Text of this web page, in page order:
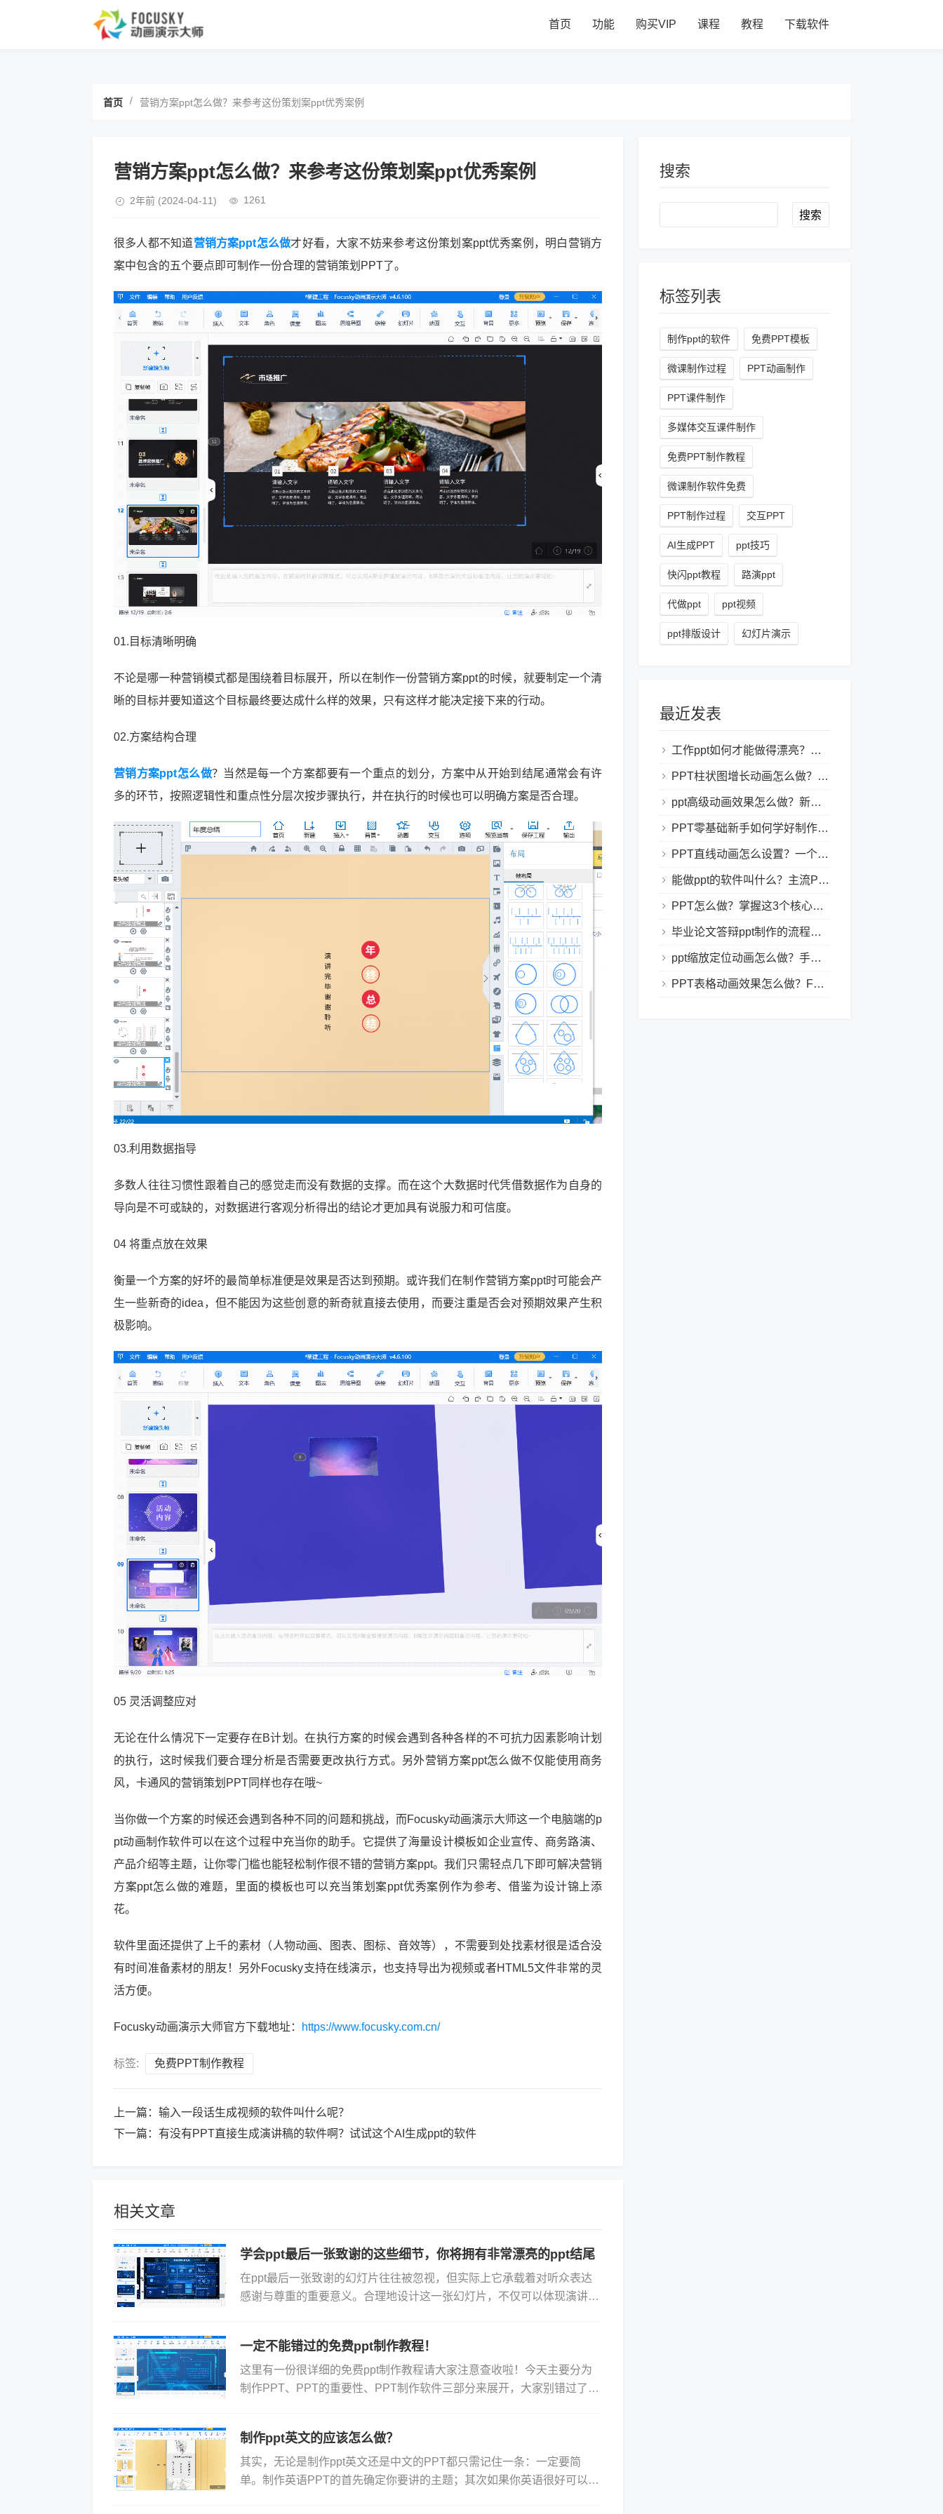
首页 功能 购买VIP 课程 教程 下载软件
首页 / 营销方案ppt怎么做？来参考这份策划案ppt优秀案例
营销方案ppt怎么做？来参考这份策划案ppt优秀案例
2年前 (2024-04-11) 1261
很多人都不知道营销方案ppt怎么做才好看，大家不妨来参考这份策划案ppt优秀案例，明白营销方
案中包含的五个要点即可制作一份合理的营销策划PPT了。
01.目标清晰明确
不论是哪一种营销模式都是围绕着目标展开，所以在制作一份营销方案ppt的时候，就要制定一个清
晰的目标并要知道这个目标最终要达成什么样的效果，只有这样才能决定接下来的行动。
02.方案结构合理
营销方案ppt怎么做？当然是每一个方案都要有一个重点的划分，方案中从开始到结尾通常会有许
多的环节，按照逻辑性和重点性分层次按步骤执行，并在执行的时候也可以明确方案是否合理。
03.利用数据指导
多数人往往习惯性跟着自己的感觉走而没有数据的支撑。而在这个大数据时代凭借数据作为自身的
导向是不可或缺的，对数据进行客观分析得出的结论才更加具有说服力和可信度。
04 将重点放在效果
衡量一个方案的好坏的最简单标准便是效果是否达到预期。或许我们在制作营销方案ppt时可能会产
生一些新奇的idea，但不能因为这些创意的新奇就直接去使用，而要注重是否会对预期效果产生积
极影响。
05 灵活调整应对
无论在什么情况下一定要存在B计划。在执行方案的时候会遇到各种各样的不可抗力因素影响计划
的执行，这时候我们要合理分析是否需要更改执行方式。另外营销方案ppt怎么做不仅能使用商务
风，卡通风的营销策划PPT同样也存在哦~
当你做一个方案的时候还会遇到各种不同的问题和挑战，而Focusky动画演示大师这一个电脑端的p
pt动画制作软件可以在这个过程中充当你的助手。它提供了海量设计模板如企业宣传、商务路演、
产品介绍等主题，让你零门槛也能轻松制作很不错的营销方案ppt。我们只需轻点几下即可解决营销
方案ppt怎么做的难题，里面的模板也可以充当策划案ppt优秀案例作为参考、借鉴为设计锦上添
花。
软件里面还提供了上千的素材（人物动画、图表、图标、音效等），不需要到处找素材很是适合没
有时间准备素材的朋友！另外Focusky支持在线演示，也支持导出为视频或者HTML5文件非常的灵
活方便。
Focusky动画演示大师官方下载地址： https://www.focusky.com.cn/
标签: 免费PPT制作教程
上一篇： 输入一段话生成视频的软件叫什么呢？
下一篇： 有没有PPT直接生成演讲稿的软件啊？试试这个AI生成ppt的软件
相关文章
学会ppt最后一张致谢的这些细节，你将拥有非常漂亮的ppt结尾
在ppt最后一张致谢的幻灯片往往被忽视，但实际上它承载着对听众表达
感谢与尊重的重要意义。合理地设计这一张幻灯片，不仅可以体现演讲者
一定不能错过的免费ppt制作教程！
这里有一份很详细的免费ppt制作教程请大家注意查收啦！今天主要分为
制作PPT、PPT的重要性、PPT制作软件三部分来展开，大家别错过了哦
制作ppt英文的应该怎么做？
其实，无论是制作ppt英文还是中文的PPT都只需记住一条：一定要简
单。制作英语PPT的首先确定你要讲的主题；其次如果你英语很好可以直
搜索
Search
标签列表
制作ppt的软件 免费PPT模板
微课制作过程 PPT动画制作
PPT课件制作
多媒体交互课件制作
免费PPT制作教程
微课制作软件免费
PPT制作过程 交互PPT
AI生成PPT ppt技巧
快闪ppt教程 路演ppt
代做ppt ppt视频
ppt排版设计 幻灯片演示
最近发表
工作ppt如何才能做得漂亮？职场PPT美化与制作技巧
PPT柱状图增长动画怎么做？实用的ppt技巧分享给你！
ppt高级动画效果怎么做？新手也能学会的亮眼PPT动画指南
PPT零基础新手如何学好制作PPT？新手入门全攻略
PPT直线动画怎么设置？一个简单的设置技巧
能做ppt的软件叫什么？主流PPT制作软件盘点与选型指南
PPT怎么做？掌握这3个核心制作方法与技巧，新手也能变大神！
毕业论文答辩ppt制作的流程是怎样的？新手零门槛指南
ppt缩放定位动画怎么做？手把手教程，小白也能学会做动态PPT
PPT表格动画效果怎么做？Focusky让你的演示更独特！